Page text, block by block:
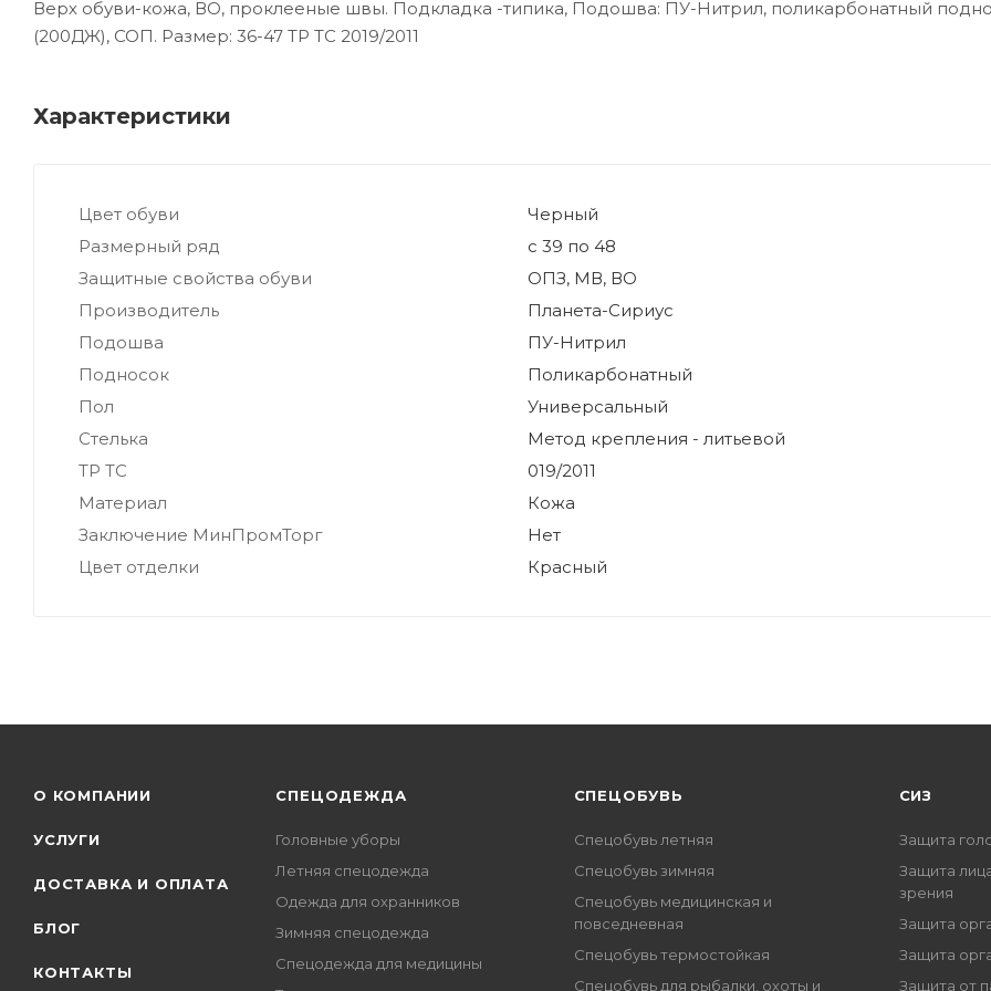
Верх обуви-кожа, ВО, проклееные швы. Подкладка -типика, Подошва: ПУ-Нитрил, поликарбонатный
(200ДЖ), СОП. Размер: 36-47 ТР ТС 2019/2011
Характеристики
Цвет обуви
Черный
Размерный ряд
с 39 по 48
Защитные свойства обуви
ОПЗ, МВ, ВО
Производитель
Планета-Сириус
Подошва
ПУ-Нитрил
Подносок
Поликарбонатный
Пол
Универсальный
Стелька
Метод крепления - литьевой
ТР ТС
019/2011
Материал
Кожа
Заключение МинПромТорг
Нет
Цвет отделки
Красный
О КОМПАНИИ
УСЛУГИ
ДОСТАВКА И ОПЛАТА
БЛОГ
КОНТАКТЫ
СПЕЦОДЕЖДА
Головные уборы
Летняя спецодежда
Одежда для охранников
Зимняя спецодежда
Спецодежда для медицины
CПЕЦОБУВЬ
Спецобувь летняя
Спецобувь зимняя
Спецобувь медицинская и
повседневная
Спецобувь термостойкая
Спецобувь для рыбалки, охоты и
СИЗ
Защита
Защита
зрения
Защита
Защита
Защита от